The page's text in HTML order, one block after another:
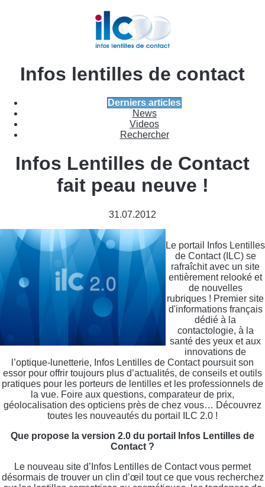
Infos lentilles de contact
Derniers articles
News
Videos
Rechercher
Infos Lentilles de Contact
fait peau neuve !
31.07.2012
Le portail Infos Lentilles
de Contact (ILC) se
rafraîchit avec un site
entièrement relooké et
de nouvelles
rubriques ! Premier site
d'informations français
dédié à la
contactologie, à la
santé des yeux et aux
innovations de
l’optique-lunetterie, Infos Lentilles de Contact poursuit son
essor pour offrir toujours plus d’actualités, de conseils et outils
pratiques pour les porteurs de lentilles et les professionnels de
la vue. Foire aux questions, comparateur de prix,
géolocalisation des opticiens près de chez vous… Découvrez
toutes les nouveautés du portail ILC 2.0 !
Que propose la version 2.0 du portail Infos Lentilles de
Contact ?
Le nouveau site d’Infos Lentilles de Contact vous permet
désormais de trouver un clin d’œil tout ce que vous recherchez